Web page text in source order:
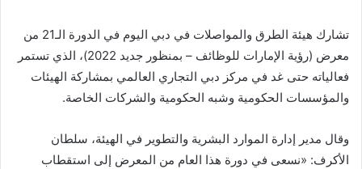
تشارك هيئة الطرق والمواصلات في دبي اليوم في الدورة الـ21 من
معرض (رؤية الإمارات للوظائف – بمنظور جديد 2022)، الذي تستمر
فعالياته حتى غد في مركز دبي التجاري العالمي بمشاركة الهيئات
والمؤسسات الحكومية وشبه الحكومية والشركات الخاصة.
وقال مدير إدارة الموارد البشرية والتطوير في الهيئة، سلطان
الأكرف: «نسعى في دورة هذا العام من المعرض إلى استقطاب